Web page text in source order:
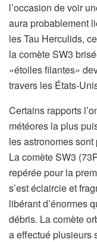
l’occasion de voir
aura probablement
les Tau Herculids,
la comète SW3
«étoiles filantes»
travers les États-
Certains rapports
météores la plus
les astronomes
La comète SW3
repérée pour la
s’est éclaircie et
libérant d’énormes
débris. La comète
a effectué plusieurs